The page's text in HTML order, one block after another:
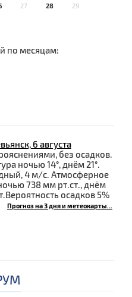
27 28 29
по месяцам:
6 августа
без осадков.
ночью 14°, днём 21°.
4 м/с. Атмосферное
738 мм рт.ст., днём
осадков 5%
Прогноз на 3 дня и метеокарты...